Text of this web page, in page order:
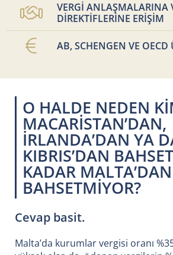
VERGİ ANLAŞMALARINA
DİREKTİFLERİNE ERİŞİM
AB, SCHENGEN VE OECD
O HALDE NEDEN
MACARİSTAN’DAN,
İRLANDA’DAN YA
KIBRIS’DAN
KADAR
BAHSETMİYOR?
Cevap basit.
Malta’da kurumlar vergisi oranı